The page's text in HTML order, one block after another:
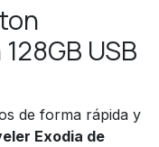
USB
de forma rápida y
Exodia de